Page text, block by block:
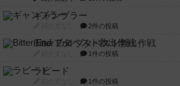
ギャンブラー
2件の投稿
Bitter End ブタペスト救出作戦
1件の投稿
ラピード
1件の投稿